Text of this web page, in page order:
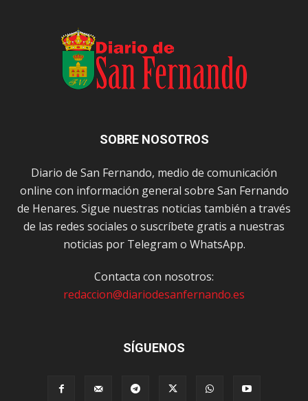
SOBRE NOSOTROS
Diario de San Fernando, medio de comunicación
online con información general sobre San Fernando
de Henares. Sigue nuestras noticias también a través
de las redes sociales o suscríbete gratis a nuestras
noticias por Telegram o WhatsApp.
Contacta con nosotros:
redaccion@diariodesanfernando.es
SÍGUENOS